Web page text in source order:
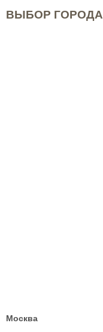
ВЫБОР ГОРОДА
Москва